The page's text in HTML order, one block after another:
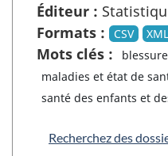
Éditeur :
Formats :
CSV XML
Mots clés :
maladies et état de
santé des enfants et
Recherchez des